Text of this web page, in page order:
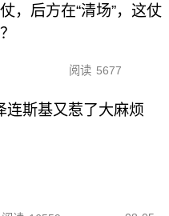
，后方在“清场”，这仗
阅读 5677
连斯基又惹了大麻烦